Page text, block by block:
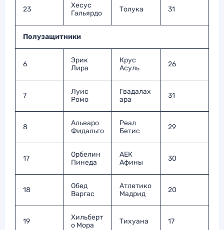
23
Хесус
Гальярдо
Толука 31
Полузащитники
6
Эрик
Лира
Крус
Асуль
26
7
Луис
Ромо
Гвадалах
ара
31
8
Альваро
Фидальго
Реал
Бетис
29
17
Орбелин
Пинеда
АЕК
Афины
30
18
Обед
Варгас
Атлетико
Мадрид
20
19
Хильберт
о Мора
Тихуана 17